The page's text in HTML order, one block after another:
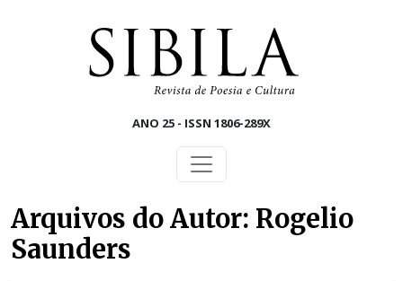
ANO 25 - ISSN 1806-289X
Arquivos do Autor: Rogelio
Saunders